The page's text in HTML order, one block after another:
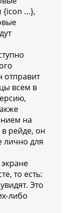
{icon …},
отправит
всем в
на
в рейде, он
лично для
то есть:
Это
либо